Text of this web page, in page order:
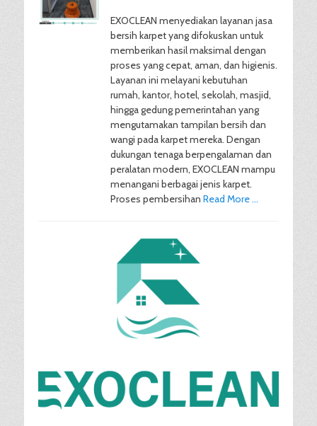
EXOCLEAN menyediakan layanan jasa
bersih karpet yang difokuskan untuk
memberikan hasil maksimal dengan
proses yang cepat, aman, dan higienis.
Layanan ini melayani kebutuhan
rumah, kantor, hotel, sekolah, masjid,
hingga gedung pemerintahan yang
mengutamakan tampilan bersih dan
wangi pada karpet mereka. Dengan
dukungan tenaga berpengalaman dan
peralatan modern, EXOCLEAN mampu
menangani berbagai jenis karpet.
Proses pembersihan Read More …